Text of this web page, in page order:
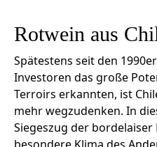
Rotwein aus
Spätestens seit den
Investoren das große
Terroirs erkannten, ist
mehr wegzudenken. In
Siegeszug der bordelaiser
besondere Klima des